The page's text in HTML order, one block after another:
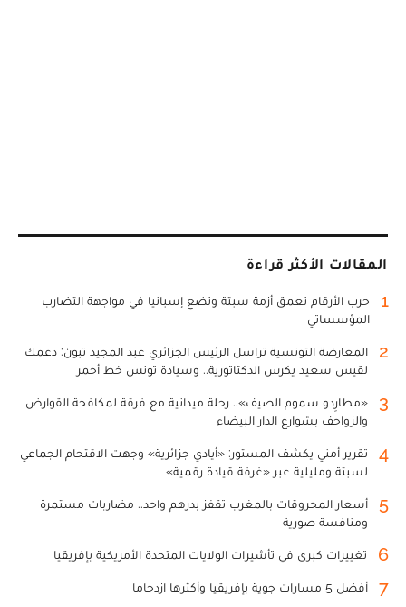
المقالات الأكثر قراءة
1
حرب الأرقام تعمق أزمة سبتة وتضع إسبانيا في مواجهة التضارب
المؤسساتي
2
المعارضة التونسية تراسل الرئيس الجزائري عبد المجيد تبون: دعمك
لقيس سعيد يكرس الدكتاتورية.. وسيادة تونس خط أحمر
3
«مطارِدو سموم الصيف».. رحلة ميدانية مع فرقة لمكافحة القوارض
والزواحف بشوارع الدار البيضاء
4
تقرير أمني يكشف المستور: «أيادي جزائرية» وجهت الاقتحام الجماعي
لسبتة ومليلية عبر «غرفة قيادة رقمية»
5
أسعار المحروقات بالمغرب تقفز بدرهم واحد.. مضاربات مستمرة
ومنافسة صورية
6 تغييرات كبرى في تأشيرات الولايات المتحدة الأمريكية بإفريقيا
7 أفضل 5 مسارات جوية بإفريقيا وأكثرها ازدحاما